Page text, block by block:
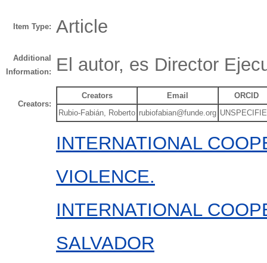
Item Type: Article
Additional
Information:
El autor, es Director
Creators:
Creators Email
ORCID
Rubio-Fabián, Roberto rubiofabian@funde.org
INTERNATIONAL
VIOLENCE.
INTERNATIONAL
SALVADOR